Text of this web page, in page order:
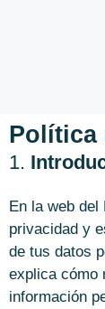
Política
1.
En la web del
privacidad y
de tus datos
explica cómo
información